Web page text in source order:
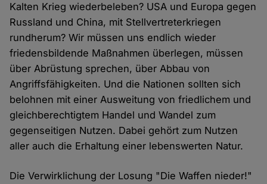
Kalten Krieg wiederbeleben? USA und Europa gegen
Russland und China, mit Stellvertreterkriegen
rundherum? Wir müssen uns endlich wieder
friedensbildende Maßnahmen überlegen, müssen
über Abrüstung sprechen, über Abbau von
Angriffsfähigkeiten. Und die Nationen sollten sich
belohnen mit einer Ausweitung von friedlichem und
gleichberechtigtem Handel und Wandel zum
gegenseitigen Nutzen. Dabei gehört zum Nutzen
aller auch die Erhaltung einer lebenswerten Natur.
Die Verwirklichung der Losung "Die Waffen nieder!"